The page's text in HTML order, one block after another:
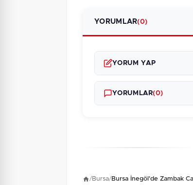
YORUMLAR(0)
YORUM YAP
YORUMLAR(0)
/Bursa/Bursa İnegöl'de Zambak